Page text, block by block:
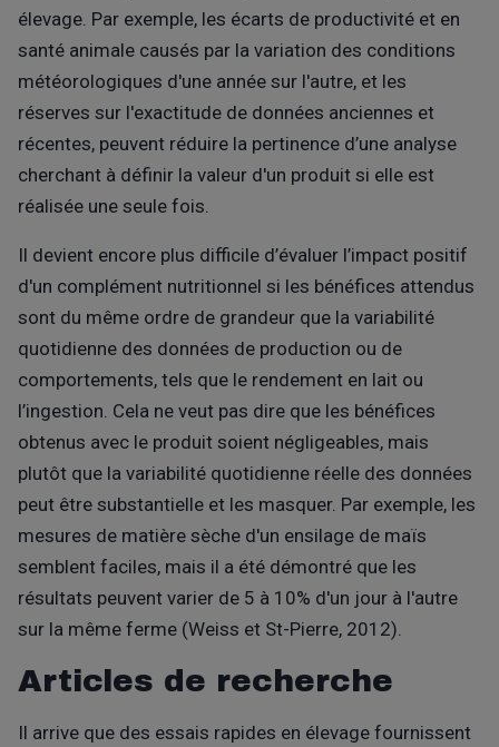
élevage. Par exemple, les écarts de productivité et en
santé animale causés par la variation des conditions
météorologiques d'une année sur l'autre, et les
réserves sur l'exactitude de données anciennes et
récentes, peuvent réduire la pertinence d’une analyse
cherchant à définir la valeur d'un produit si elle est
réalisée une seule fois.
Il devient encore plus difficile d’évaluer l’impact positif
d'un complément nutritionnel si les bénéfices attendus
sont du même ordre de grandeur que la variabilité
quotidienne des données de production ou de
comportements, tels que le rendement en lait ou
l’ingestion. Cela ne veut pas dire que les bénéfices
obtenus avec le produit soient négligeables, mais
plutôt que la variabilité quotidienne réelle des données
peut être substantielle et les masquer. Par exemple, les
mesures de matière sèche d'un ensilage de maïs
semblent faciles, mais il a été démontré que les
résultats peuvent varier de 5 à 10% d'un jour à l'autre
sur la même ferme (Weiss et St-Pierre, 2012).
Articles de recherche
Il arrive que des essais rapides en élevage fournissent